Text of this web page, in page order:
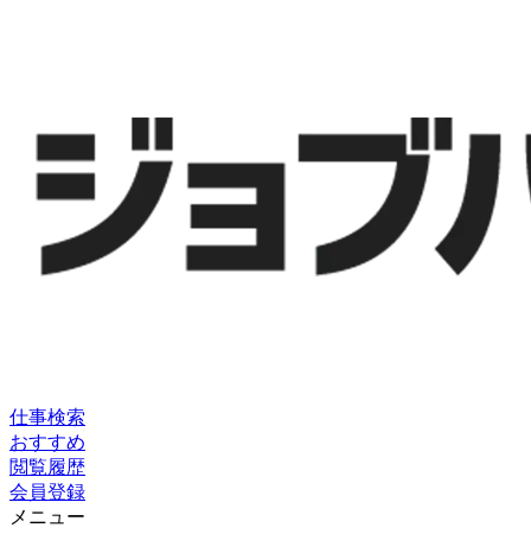
仕事検索
おすすめ
閲覧履歴
会員登録
メニュー